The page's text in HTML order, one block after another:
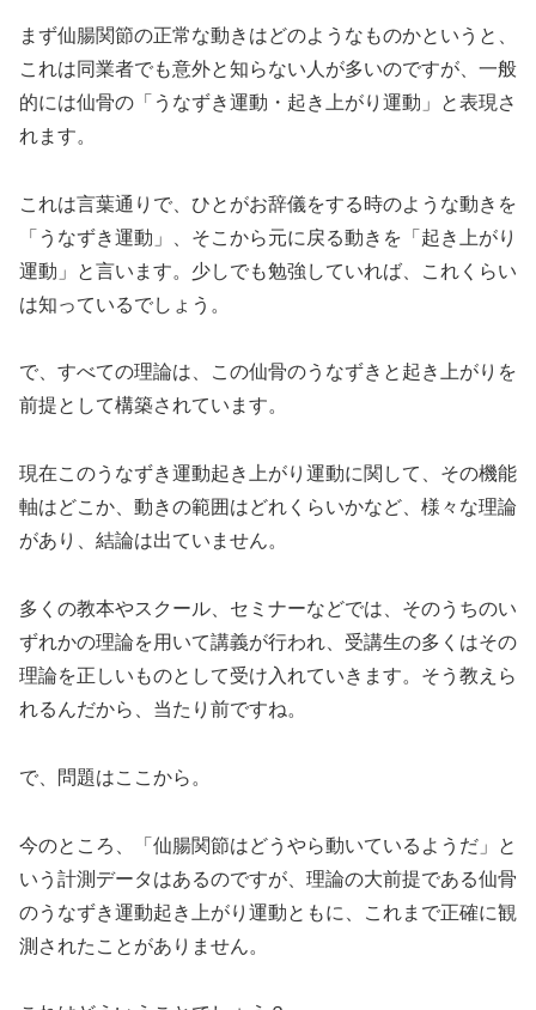
まず仙腸関節の正常な動きはどのようなものかというと、
これは同業者でも意外と知らない人が多いのですが、一般
的には仙骨の「うなずき運動・起き上がり運動」と表現さ
れます。
これは言葉通りで、ひとがお辞儀をする時のような動きを
「うなずき運動」、そこから元に戻る動きを「起き上がり
運動」と言います。少しでも勉強していれば、これくらい
は知っているでしょう。
で、すべての理論は、この仙骨のうなずきと起き上がりを
前提として構築されています。
現在このうなずき運動起き上がり運動に関して、その機能
軸はどこか、動きの範囲はどれくらいかなど、様々な理論
があり、結論は出ていません。
多くの教本やスクール、セミナーなどでは、そのうちのい
ずれかの理論を用いて講義が行われ、受講生の多くはその
理論を正しいものとして受け入れていきます。そう教えら
れるんだから、当たり前ですね。
で、問題はここから。
今のところ、「仙腸関節はどうやら動いているようだ」と
いう計測データはあるのですが、理論の大前提である仙骨
のうなずき運動起き上がり運動ともに、これまで正確に観
測されたことがありません。